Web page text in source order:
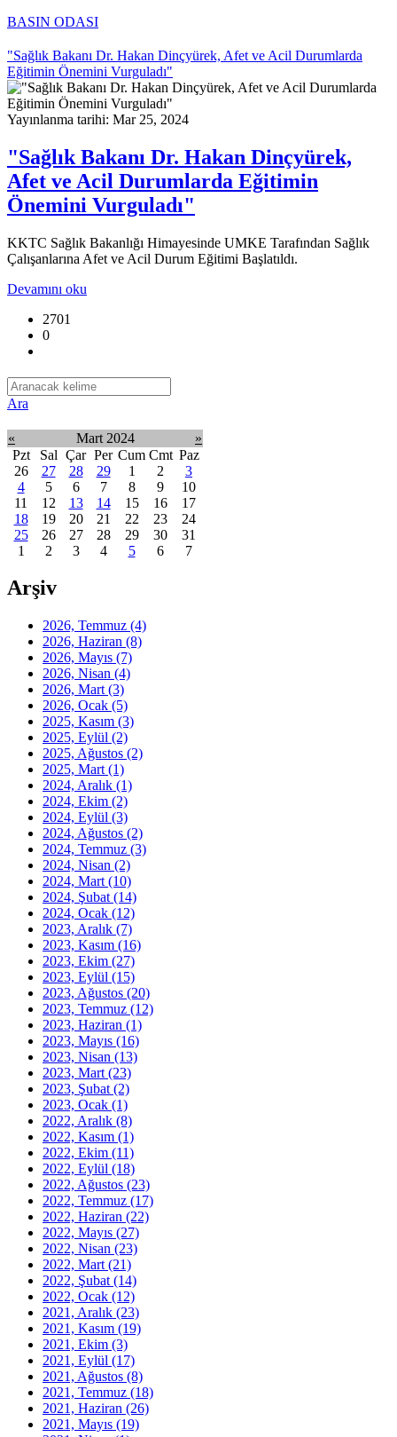
BASIN ODASI
"Sağlık Bakanı Dr. Hakan Dinçyürek, Afet ve Acil Durumlarda
Eğitimin Önemini Vurguladı"
Yayınlanma tarihi: Mar 25, 2024
"Sağlık Bakanı Dr. Hakan Dinçyürek,
Afet ve Acil Durumlarda Eğitimin
Önemini Vurguladı"
KKTC Sağlık Bakanlığı Himayesinde UMKE Tarafından Sağlık
Çalışanlarına Afet ve Acil Durum Eğitimi Başlatıldı.
Devamını oku
2701
0
Ara
« Mart 2024
»
Pzt
Sal Çar Per Cum Cmt Paz
26
27 28 29 1 2
3
4
5 6 7 8 9
10
11
12 13 14 15 16
17
18
19 20 21 22 23
24
25
26 27 28 29 30
31
1
2 3 4 5 6 7
Arşiv
2026, Temmuz (4)
2026, Haziran (8)
2026, Mayıs (7)
2026, Nisan (4)
2026, Mart (3)
2026, Ocak (5)
2025, Kasım (3)
2025, Eylül (2)
2025, Ağustos (2)
2025, Mart (1)
2024, Aralık (1)
2024, Ekim (2)
2024, Eylül (3)
2024, Ağustos (2)
2024, Temmuz (3)
2024, Nisan (2)
2024, Mart (10)
2024, Şubat (14)
2024, Ocak (12)
2023, Aralık (7)
2023, Kasım (16)
2023, Ekim (27)
2023, Eylül (15)
2023, Ağustos (20)
2023, Temmuz (12)
2023, Haziran (1)
2023, Mayıs (16)
2023, Nisan (13)
2023, Mart (23)
2023, Şubat (2)
2023, Ocak (1)
2022, Aralık (8)
2022, Kasım (1)
2022, Ekim (11)
2022, Eylül (18)
2022, Ağustos (23)
2022, Temmuz (17)
2022, Haziran (22)
2022, Mayıs (27)
2022, Nisan (23)
2022, Mart (21)
2022, Şubat (14)
2022, Ocak (12)
2021, Aralık (23)
2021, Kasım (19)
2021, Ekim (3)
2021, Eylül (17)
2021, Ağustos (8)
2021, Temmuz (18)
2021, Haziran (26)
2021, Mayıs (19)